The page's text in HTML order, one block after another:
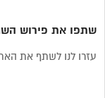
שתפו את פירוש
עזרו לנו לשתף את